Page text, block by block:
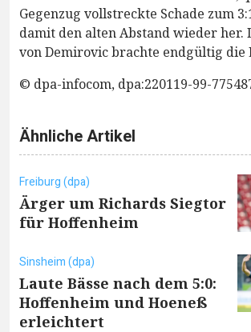
Gegenzug vollstreckte Schade zum
damit den alten Abstand wieder her.
von Demirovic brachte endgültig die
© dpa-infocom, dpa:220119-99-
Ähnliche Artikel
Freiburg (dpa)
Ärger um Richards Siegtor
für Hoffenheim
Sinsheim (dpa)
Laute Bässe nach dem 5:0:
Hoffenheim und Hoeneß
erleichtert